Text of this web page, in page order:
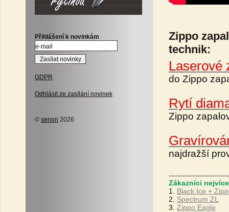
Přihlášení k novinkám
GDPR
Odhlásit ze zasílání novinek
© senon 2026
Zippo
technik:
Laserové
do Zippo
Rytí
Zippo
najdražší
Zákazníci
1. Black Ice +
2. Spectrum ZL
3. Zippo Eagle